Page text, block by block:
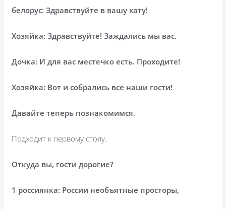
белорус: Здравствуйте в вашу хату!
Хозяйка: Здравствуйте! Заждались мы вас.
Дочка: И для вас местечко есть. Проходите!
Хозяйка: Вот и собрались все наши гости!
Давайте теперь познакомимся.
Подходит к первому столу.
Откуда вы, гости дорогие?
1 россиянка: России необъятные просторы,